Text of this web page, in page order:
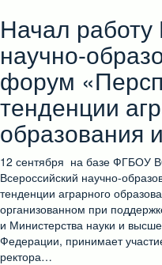
Начал работу
научно-
форум
тенденции
образования
12 сентября на базе ФГБОУ
Всероссийский научно-
тенденции аграрного
организованном при
и Министерства науки и
Федерации, принимает
ректора…